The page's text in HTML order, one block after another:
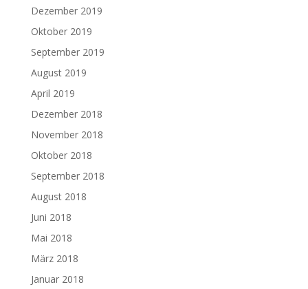
Dezember 2019
Oktober 2019
September 2019
August 2019
April 2019
Dezember 2018
November 2018
Oktober 2018
September 2018
August 2018
Juni 2018
Mai 2018
März 2018
Januar 2018